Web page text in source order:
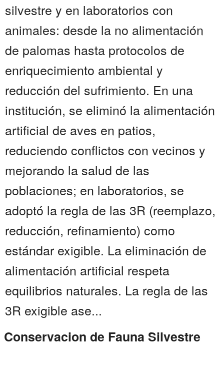
silvestre y en laboratorios con
animales: desde la no alimentación
de palomas hasta protocolos de
enriquecimiento ambiental y
reducción del sufrimiento. En una
institución, se eliminó la alimentación
artificial de aves en patios,
reduciendo conflictos con vecinos y
mejorando la salud de las
poblaciones; en laboratorios, se
adoptó la regla de las 3R (reemplazo,
reducción, refinamiento) como
estándar exigible. La eliminación de
alimentación artificial respeta
equilibrios naturales. La regla de las
3R exigible ase...
Conservacion de Fauna Silvestre